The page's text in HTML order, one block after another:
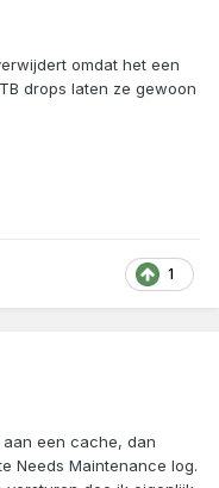
omdat het een
drops laten ze gewoon
1
een cache, dan
Needs Maintenance log.